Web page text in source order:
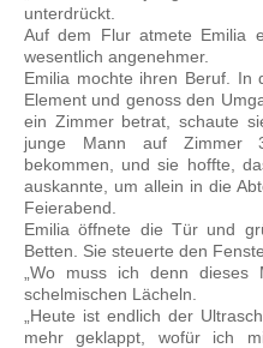
unterdrückt.
Auf dem Flur atmete Emilia
wesentlich angenehmer.
Emilia mochte ihren Beruf. In
Element und genoss den
ein Zimmer betrat, schaute
junge Mann auf Zimmer
bekommen, und sie hoffte,
auskannte, um allein in die
Feierabend.
Emilia öffnete die Tür und
Betten. Sie steuerte den
„Wo muss ich denn
schelmischen Lächeln.
„Heute ist endlich der
mehr geklappt, wofür ich